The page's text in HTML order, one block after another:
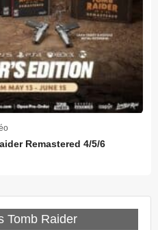
Remastered 4/5/6
Tomb Raider